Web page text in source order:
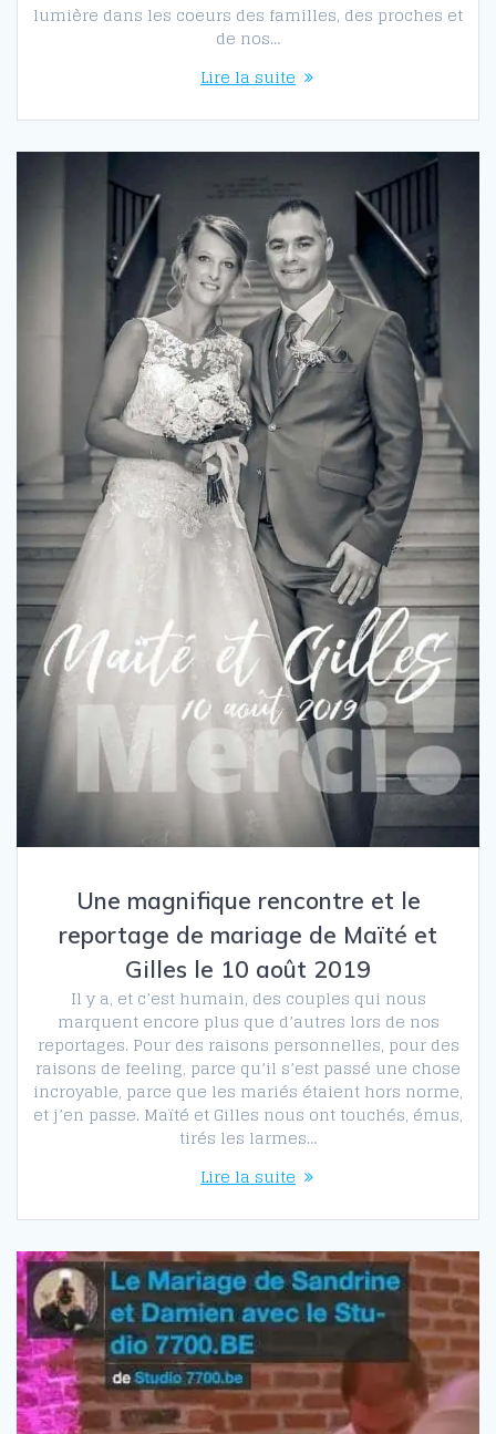
lumière dans les coeurs des familles, des proches et
de nos…
Lire la suite
Une magnifique rencontre et le
reportage de mariage de Maïté et
Gilles le 10 août 2019
Il y a, et c’est humain, des couples qui nous
marquent encore plus que d’autres lors de nos
reportages. Pour des raisons personnelles, pour des
raisons de feeling, parce qu’il s’est passé une chose
incroyable, parce que les mariés étaient hors norme,
et j’en passe. Maïté et Gilles nous ont touchés, émus,
tirés les larmes…
Lire la suite